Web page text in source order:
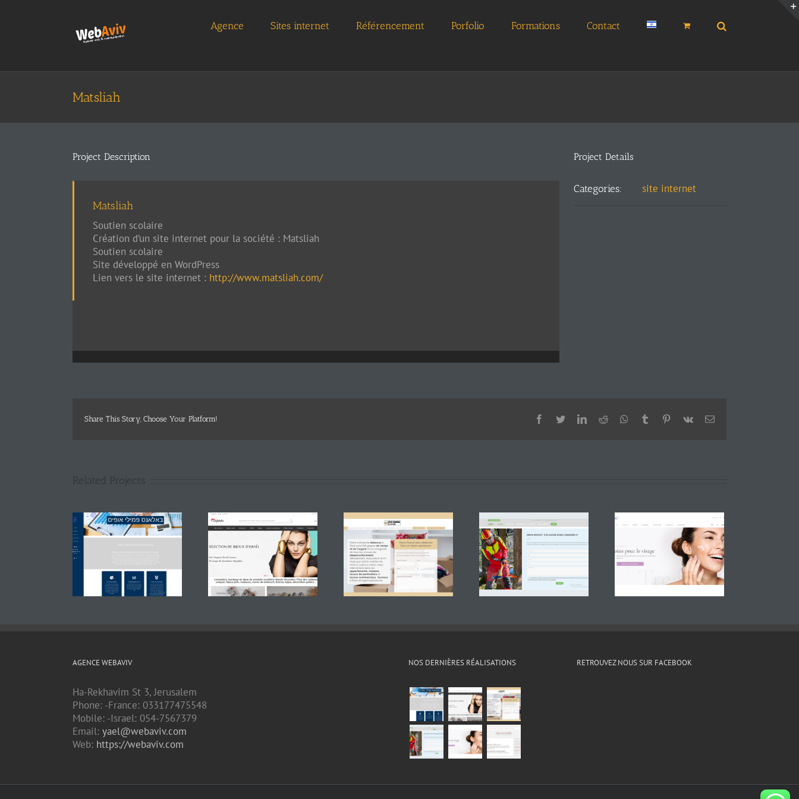
Agence Sites internet Référencement Porfolio Formations Contact
Matsliah
Project Description
Matsliah
Soutien scolaire
Création d’un site internet pour la société : Matsliah
Soutien scolaire
Site développé en WordPress
Lien vers le site internet : http://www.matsliah.com/
Project Details
Categories: site internet
Share This Story, Choose Your Platform! Facebook
TwitterLinkedIn
Reddit Whatsapp
Tumblr Pinterest
Vk Email
Related Projects
AGENCE WEBAVIV
Ha-Rekhavim St 3, Jerusalem
Phone: -France: 033177475548
Mobile: -Israel: 054-7567379
Email: yael@webaviv.com
Web: https://webaviv.com
NOS DERNIÈRES RÉALISATIONS RETROUVEZ NOUS SUR FACEBOOK